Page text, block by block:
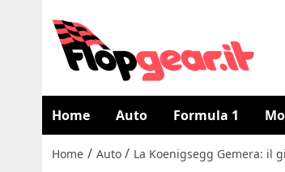
Home Auto Formula 1
Home / Auto / La Koenigsegg Gemera: il